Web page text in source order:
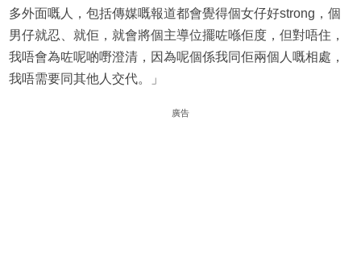
多外面嘅人，包括傳媒嘅報道都會覺得個女仔好strong，個
男仔就忍、就佢，就會將個主導位擺咗喺佢度，但對唔住，
我唔會為咗呢啲嘢澄清，因為呢個係我同佢兩個人嘅相處，
我唔需要同其他人交代。」
廣告